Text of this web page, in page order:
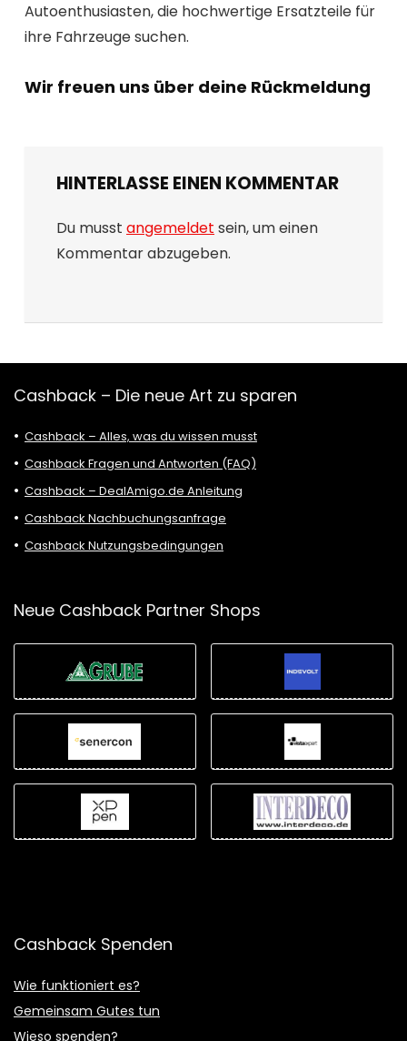
Autoenthusiasten, die hochwertige Ersatzteile für
ihre Fahrzeuge suchen.
Wir freuen uns über deine Rückmeldung
HINTERLASSE EINEN KOMMENTAR
Du musst angemeldet sein, um einen
Kommentar abzugeben.
Cashback – Die neue Art zu sparen
Cashback – Alles, was du wissen musst
Cashback Fragen und Antworten (FAQ)
Cashback – DealAmigo.de Anleitung
Cashback Nachbuchungsanfrage
Cashback Nutzungsbedingungen
Neue Cashback Partner Shops
Cashback Spenden
Wie funktioniert es?
Gemeinsam Gutes tun
Wieso spenden?